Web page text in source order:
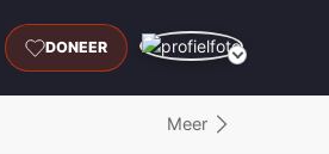
DONEER
Meer